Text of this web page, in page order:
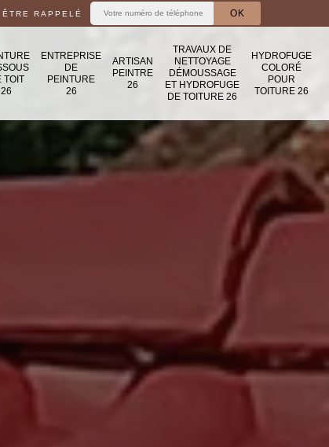
ÊTRE RAPPELÉ
TOIT
26
ENTREPRISE
DE
PEINTURE
26
ARTISAN
PEINTRE
26
TRAVAUX DE
NETTOYAGE
DÉMOUSSAGE
ET HYDROFUGE
DE TOITURE 26
HYDROFUGE
COLORÉ
POUR
TOITURE 26